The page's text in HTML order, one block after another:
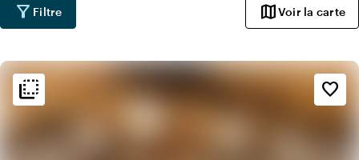
filter_alt Filtre mapVoir la carte
flip_to_back favorite_border
flip_to_back Ambiance
info
Classique